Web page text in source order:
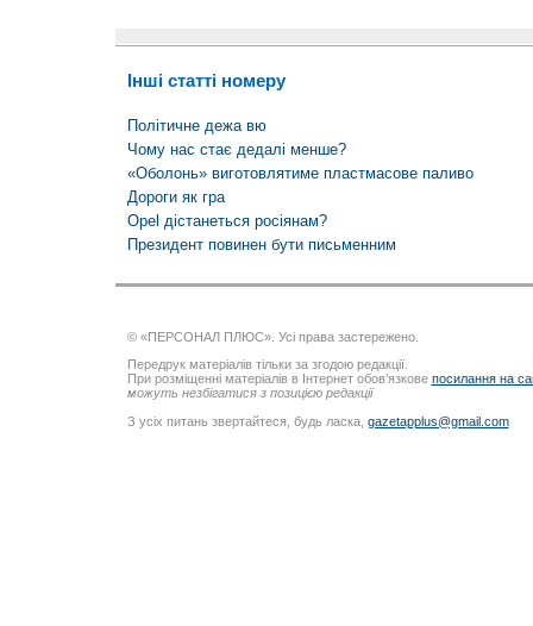
Інші статті номеру
Політичне дежа вю
Чому нас стає дедалі менше?
«Оболонь» виготовлятиме пластмасове паливо
Дороги як гра
Opel дістанеться росіянам?
Президент повинен бути письменним
© «ПЕРСОНАЛ ПЛЮС». Усі права застережено.
Передрук матеріалів тільки за згодою редакції.
При розміщенні матеріалів в Інтернет обов’язкове посилання на
можуть незбігатися з позицією редакції
З усіх питань звертайтеся, будь ласка, gazetapplus@gmail.com